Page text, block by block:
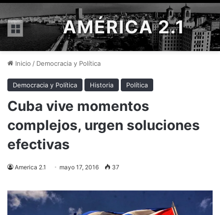
Menú AMÉRICA 2.1
Inicio / Democracia y Política
Democracia y Política Historia Política
Cuba vive momentos
complejos, urgen soluciones
efectivas
America 2.1 mayo 17, 2016 37